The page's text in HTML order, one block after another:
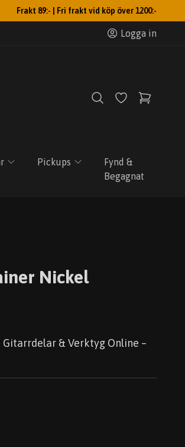
Frakt 89:- | Fri frakt vid köp över 1200:-
Logga in
Pickups
Fynd &
Begagnat
Nickel
& Verktyg Online –